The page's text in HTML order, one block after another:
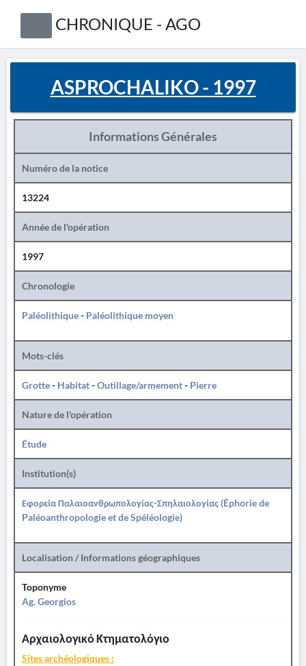
CHRONIQUE - AGO
ASPROCHALIKO - 1997
Informations Générales
Numéro de la notice
13224
Année de l'opération
1997
Chronologie
Paléolithique- Paléolithique moyen
Mots-clés
Grotte- Habitat-Outillage/armement- Pierre
Nature de l'opération
Étude
Institution(s)
Εφορεία Παλαιοανθρωπολογίας-Σπηλαιολογίας (Éphorie de
Paléoanthropologie et de Spéléologie)
Localisation / Informations géographiques
Toponyme
Ag. Georgios
Αρχαιολογικό Κτηματολόγιο
Sites archéologiques :